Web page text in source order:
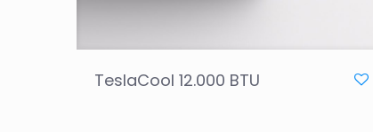
TeslaCool 12.000 BTU